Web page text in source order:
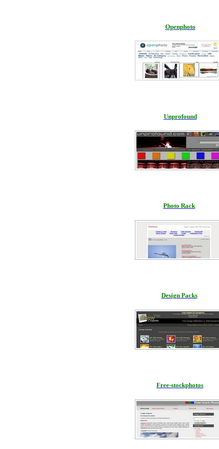
Openphoto
Unprofound
Photo Rack
Design Packs
Free-stockphotos